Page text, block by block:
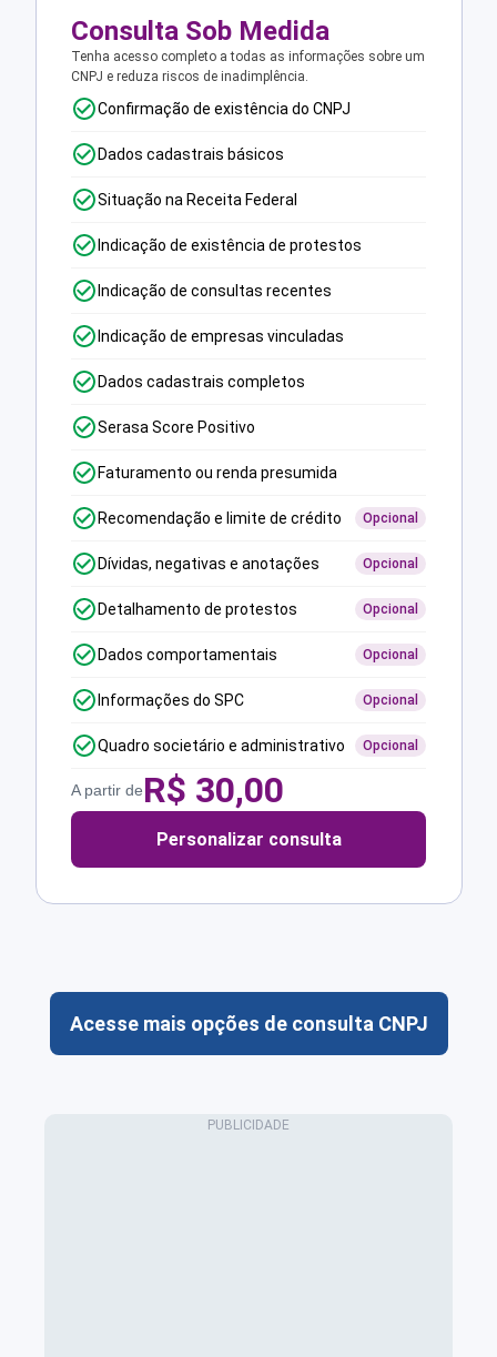
Consulta Sob Medida
Tenha acesso completo a todas as informações sobre um
CNPJ e reduza riscos de inadimplência.
Confirmação de existência do CNPJ
Dados cadastrais básicos
Situação na Receita Federal
Indicação de existência de protestos
Indicação de consultas recentes
Indicação de empresas vinculadas
Dados cadastrais completos
Serasa Score Positivo
Faturamento ou renda presumida
Recomendação e limite de crédito Opcional
Dívidas, negativas e anotações Opcional
Detalhamento de protestos Opcional
Dados comportamentais Opcional
Informações do SPC Opcional
Quadro societário e administrativo Opcional
A partir deR$ 30,00
Personalizar consulta
Acesse mais opções de consulta CNPJ